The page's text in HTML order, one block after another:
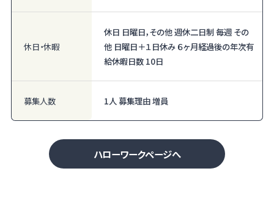
休日・休暇
休日 日曜日，その他 週休二日制 毎週 その
他 日曜日＋１日休み ６ヶ月経過後の年次有
給休暇日数 10日
募集人数 1人 募集理由 増員
ハローワークページへ